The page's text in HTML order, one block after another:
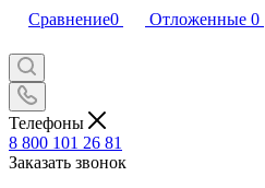
Сравнение0 Отложенные 0
Телефоны
8 800 101 26 81
Заказать звонок